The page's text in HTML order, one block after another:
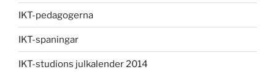
IKT-pedagogerna
IKT-spaningar
IKT-studions julkalender 2014